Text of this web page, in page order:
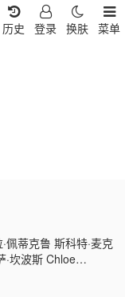
菜单
换肤
登录
历史
佩蒂克鲁 斯科特·麦克
·坎波斯 Chloe
历克斯·莫夫 伊丽莎白
尔 约翰·福特-邓克 奇里